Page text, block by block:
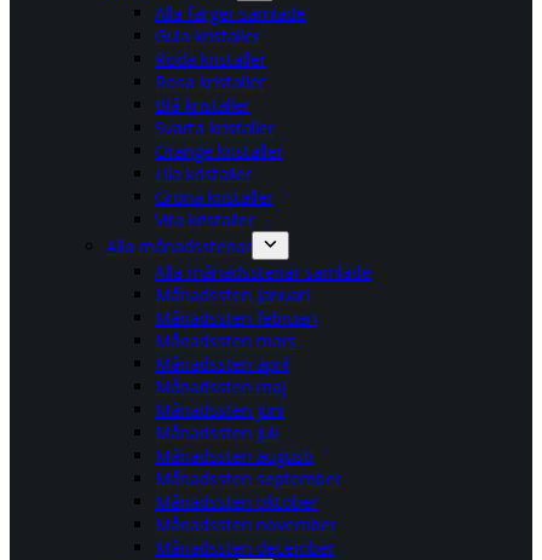
Alla färger samlade
Gula kristaller
Röda kristaller
Rosa kristaller
Blå kristaller
Svarta kristaller
Orange kristaller
Lila kristaller
Gröna kristaller
Vita kristaller
Alla månadsstenar
Alla månadsstenar samlade
Månadssten januari
Månadssten februari
Månadssten mars
Månadssten april
Månadssten maj
Månadssten juni
Månadssten juli
Månadssten augusti
Månadssten september
Månadssten oktober
Månadssten november
Månadssten december